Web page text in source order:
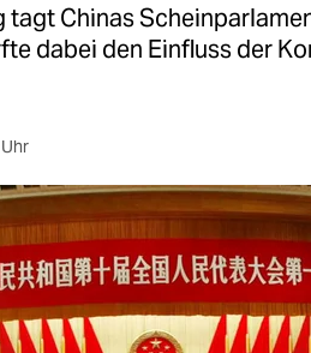
tagt Chinas
dabei den Einfluss der